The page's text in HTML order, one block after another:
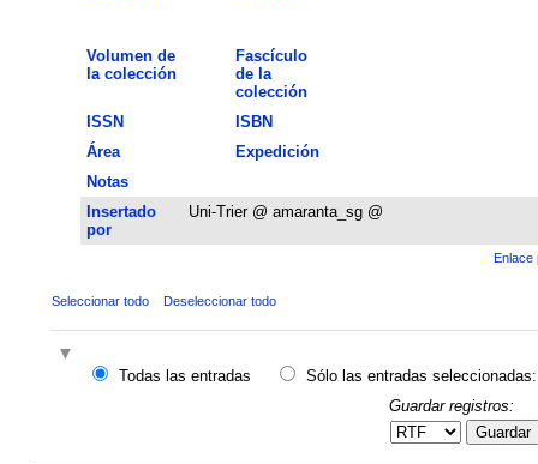
Volumen de
la colección
Fascículo
de la
colección
ISSN
ISBN
Área
Expedición
Notas
Insertado
por
Uni-Trier @ amaranta_sg @
Enlace
Seleccionar todo Deseleccionar todo
Todas las entradas
Sólo las entradas seleccionadas:
Guardar registros:
Guardar